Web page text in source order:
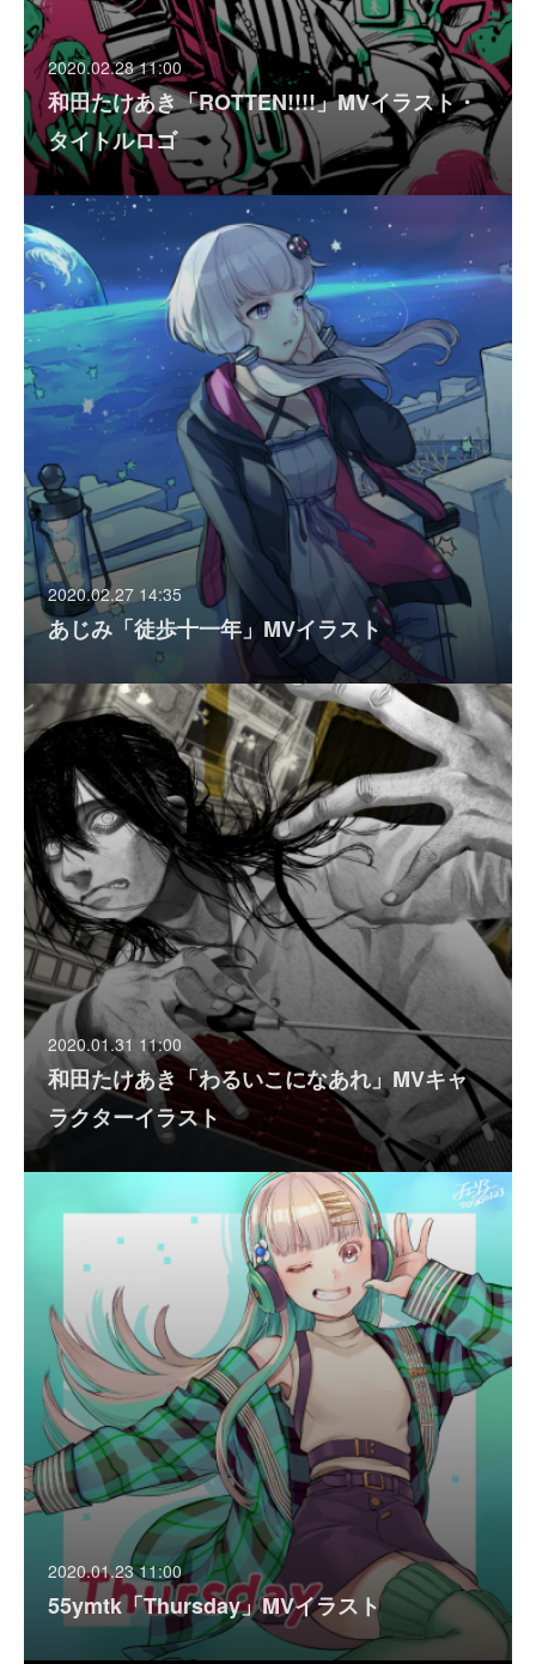
2020.02.28 11:00
和田たけあき「ROTTEN!!!!」MVイラスト・
タイトルロゴ
2020.02.27 14:35
あじみ「徒歩十一年」MVイラスト
2020.01.31 11:00
和田たけあき「わるいこになあれ」MVキャ
ラクターイラスト
2020.01.23 11:00
55ymtk「Thursday」MVイラスト